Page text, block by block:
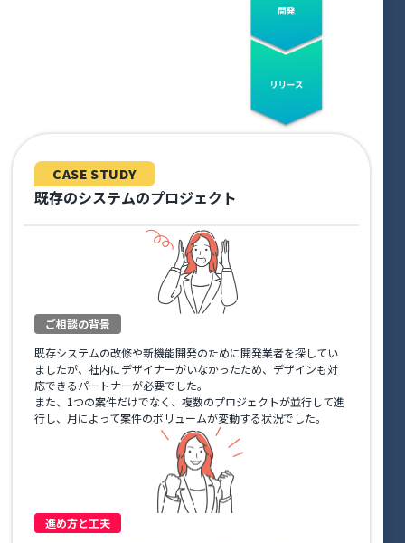
CASE STUDY
既存のシステムのプロジェクト
ご相談の背景
既存システムの改修や新機能開発のために開発業者を探してい
ましたが、社内にデザイナーがいなかったため、デザインも対
応できるパートナーが必要でした。
また、1つの案件だけでなく、複数のプロジェクトが並行して進
行し、月によって案件のボリュームが変動する状況でした。
進め方と工夫